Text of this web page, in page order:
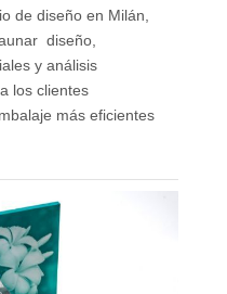
de diseño en Milán,
diseño,
y análisis
los clientes
más eficientes